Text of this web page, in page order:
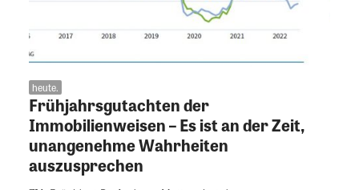
heute.
Frühjahrsgutachten der
Immobilienweisen – Es ist an der Zeit,
unangenehme Wahrheiten
auszusprechen